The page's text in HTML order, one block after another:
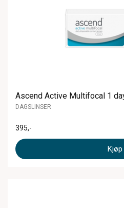
Ascend Active Multifocal 1
DAGSLINSER
395,-
Kjøp